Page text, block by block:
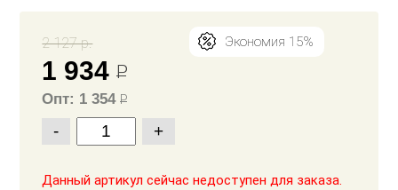
2 127 р. Экономия 15%
1 934Р
Опт: 1 354Р
- +
Данный артикул сейчас недоступен для заказа.